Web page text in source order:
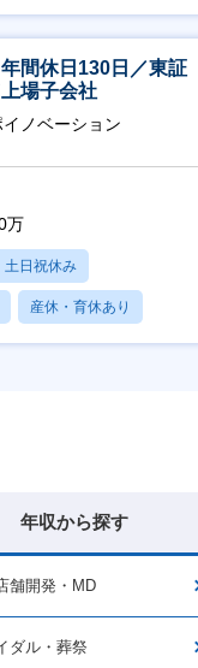
内
年間休日130日／東証
場子会社
ノベーション
万
土日祝休み
産休・育休あり
年収から探す
舗開発・MD
ダル・葬祭